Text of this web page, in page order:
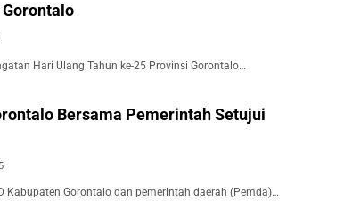
Hari Ulang Tahun ke-25 Provinsi Gorontalo…
Bersama Pemerintah Setujui
Kabupaten Gorontalo dan pemerintah daerah (Pemda)…